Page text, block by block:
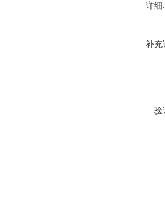
详细
补充
验